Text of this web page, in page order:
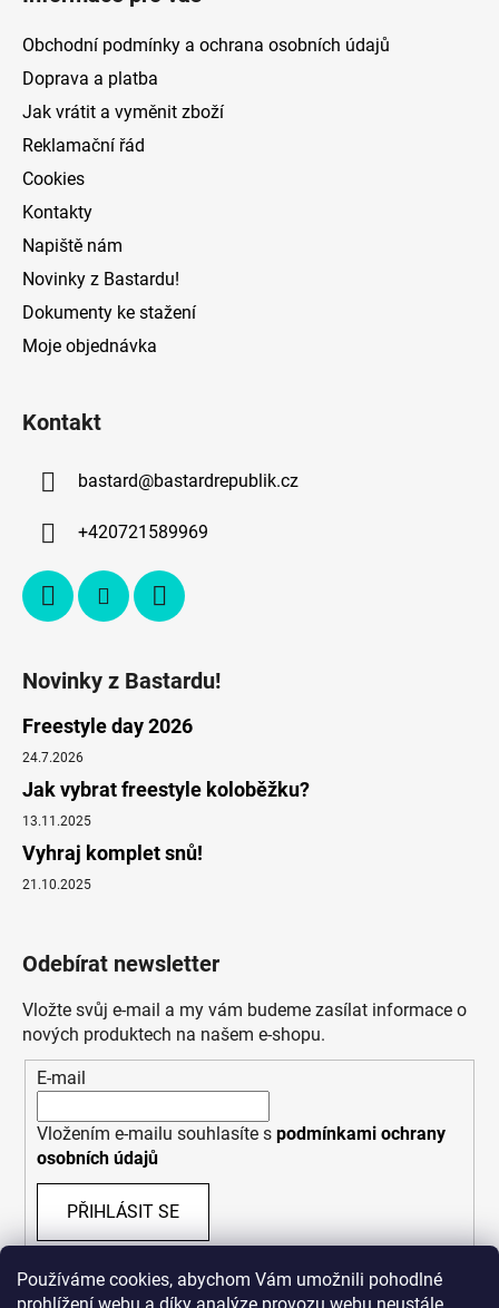
Používáme cookies, abychom Vám umožnili pohodlné
Obchodní podmínky a ochrana osobních údajů
Doprava a platba
Jak vrátit a vyměnit zboží
Reklamační řád
Cookies
Kontakty
Napiště nám
Novinky z Bastardu!
Dokumenty ke stažení
Moje objednávka
Kontakt
bastard@bastardrepublik.cz
+420721589969
Novinky z Bastardu!
Freestyle day 2026
24.7.2026
Jak vybrat freestyle koloběžku?
13.11.2025
Vyhraj komplet snů!
21.10.2025
Odebírat newsletter
Vložte svůj e-mail a my vám budeme zasílat informace o
nových produktech na našem e-shopu.
E-mail
Vložením e-mailu souhlasíte s podmínkami ochrany
osobních údajů
PŘIHLÁSIT SE